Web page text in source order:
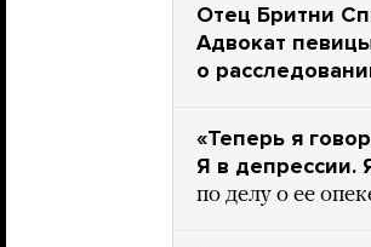
Отец Бритни
Адвокат
о
«Теперь я
Я в депрессии.
по делу о ее